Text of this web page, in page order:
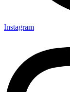
Instagram